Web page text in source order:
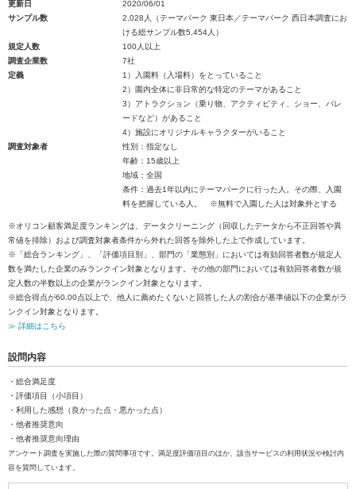
更新日
2020/06/01
サンプル数
2,028人（テーマパーク 東日本／テーマパーク 西日本調査にお
ける総サンプル数5,454人）
規定人数
100人以上
調査企業数
7社
定義
1）入園料（入場料）をとっていること
2）園内全体に非日常的な特定のテーマがあること
3）アトラクション（乗り物、アクティビティ、ショー、パレ
ードなど）があること
4）施設にオリジナルキャラクターがいること
調査対象者
性別：指定なし
年齢：15歳以上
地域：全国
条件：過去1年以内にテーマパークに行った人。その際、入園
料を把握している人。 ※無料で入園した人は対象外とする
※オリコン顧客満足度ランキングは、データクリーニング（回収したデータから不正回答や異
常値を排除）および調査対象者条件から外れた回答を除外した上で作成しています。
※「総合ランキング」、「評価項目別」、部門の「業態別」においては有効回答者数が規定人
数を満たした企業のみランクイン対象となります。その他の部門においては有効回答者数が規
定人数の半数以上の企業がランクイン対象となります。
※総合得点が60.00点以上で、他人に薦めたくないと回答した人の割合が基準値以下の企業がラ
ンクイン対象となります。
≫ 詳細はこちら
設問内容
・総合満足度
・評価項目（小項目）
・利用した感想（良かった点・悪かった点）
・他者推奨意向
・他者推奨意向理由
アンケート調査を実施した際の質問事項です。満足度評価項目のほか、該当サービスの利用状況や検討内
容を質問しています。